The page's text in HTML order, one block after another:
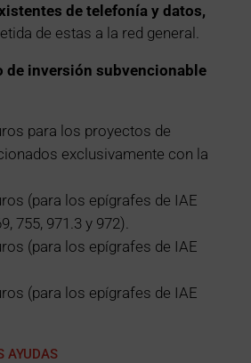
de telefonía y datos,
de estas a la red general.
de inversión subvencionable
para los proyectos de
exclusivamente con la
(para los epígrafes de IAE
755, 971.3 y 972).
(para los epígrafes de IAE
(para los epígrafes de IAE
AYUDAS